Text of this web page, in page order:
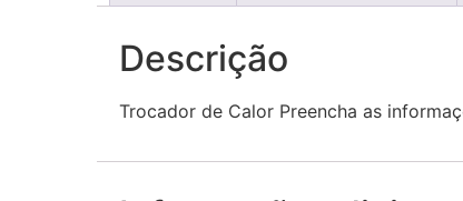
Descrição
Trocador de Calor Preencha as